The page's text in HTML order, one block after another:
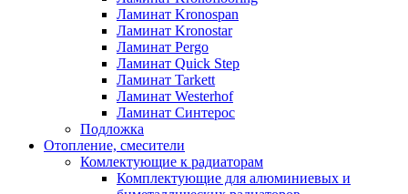
Ламинат Kronospan
Ламинат Kronostar
Ламинат Pergo
Ламинат Quick Step
Ламинат Tarkett
Ламинат Westerhof
Ламинат Синтерос
Подложка
Отопление, смесители
Комлектующие к радиаторам
Комплектующие для алюминиевых и